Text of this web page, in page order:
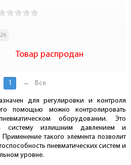
Товар распродан
1 → Все
для регулировки и контроля
помощью можно контролировать
оборудовании. Это
систему излишним давлением и
такого элемента позволит
пневматических систем и
уровне.